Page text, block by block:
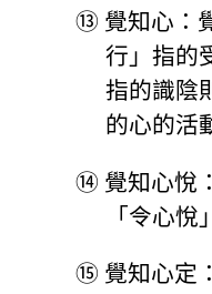
⑬ 覺知心：
行」指的
指的識陰
的心的活
⑭ 覺知心悅
「令心悅
⑮ 覺知心定